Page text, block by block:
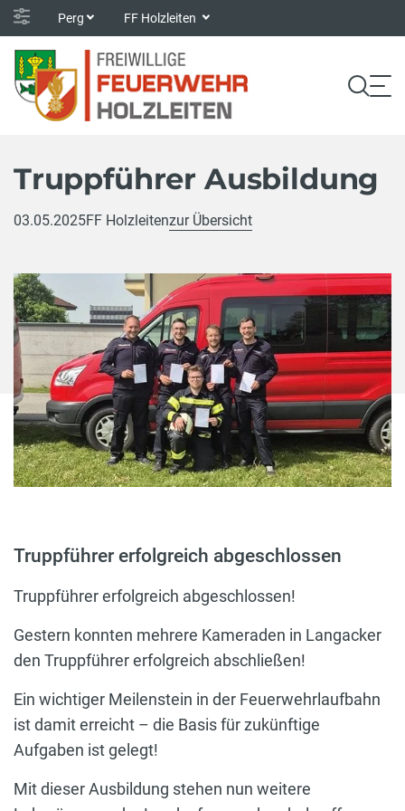
Perg FF Holzleiten
Truppführer Ausbildung
03.05.2025FF Holzleitenzur Übersicht
Truppführer erfolgreich abgeschlossen
Truppführer erfolgreich abgeschlossen!
Gestern konnten mehrere Kameraden in Langacker
den Truppführer erfolgreich abschließen!
Ein wichtiger Meilenstein in der Feuerwehrlaufbahn
ist damit erreicht – die Basis für zukünftige
Aufgaben ist gelegt!
Mit dieser Ausbildung stehen nun weitere